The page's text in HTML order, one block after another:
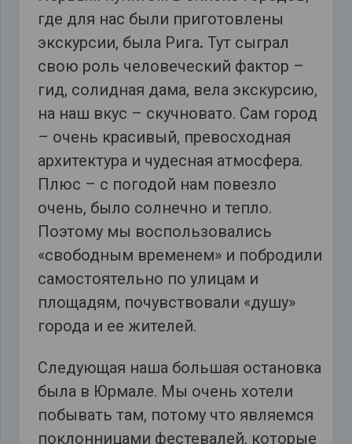
где для нас были приготовлены
экскурсии, была Рига. Тут сыграл
свою роль человеческий фактор –
гид, солидная дама, вела экскурсию,
на наш вкус – скучновато. Сам город
– очень красивый, превосходная
архитектура и чудесная атмосфера.
Плюс – с погодой нам повезло
очень, было солнечно и тепло.
Поэтому мы воспользовались
«свободным временем» и побродили
самостоятельно по улицам и
площадям, почувствовали «душу»
города и ее жителей.
Следующая наша большая остановка
была в Юрмале. Мы очень хотели
побывать там, потому что являемся
поклонницами фестевалей, которые